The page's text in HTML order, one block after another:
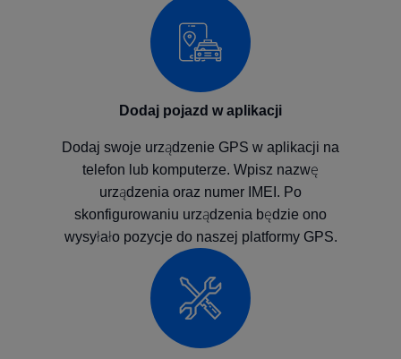
Dodaj pojazd w aplikacji
Dodaj swoje urządzenie GPS w aplikacji na
telefon lub komputerze. Wpisz nazwę
urządzenia oraz numer IMEI. Po
skonfigurowaniu urządzenia będzie ono
wysyłało pozycje do naszej platformy GPS.